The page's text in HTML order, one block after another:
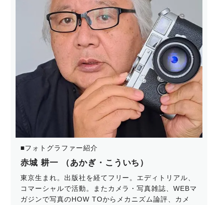
■フォトグラファー紹介
赤城 耕一 （あかぎ・こういち）
東京生まれ。出版社を経てフリー。エディトリアル、
コマーシャルで活動。またカメラ・写真雑誌、WEBマ
ガジンで写真のHOW TOからメカニズム論評、カメ